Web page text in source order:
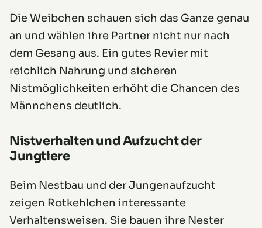
Die Weibchen schauen sich das Ganze genau
an und wählen ihre Partner nicht nur nach
dem Gesang aus. Ein gutes Revier mit
reichlich Nahrung und sicheren
Nistmöglichkeiten erhöht die Chancen des
Männchens deutlich.
Nistverhalten und Aufzucht der
Jungtiere
Beim Nestbau und der Jungenaufzucht
zeigen Rotkehlchen interessante
Verhaltensweisen. Sie bauen ihre Nester